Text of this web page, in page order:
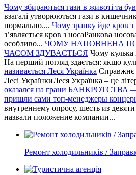
Чому збираються гази в животі та
взагалі утворюються гази в
нормально.... Чому зранку йде кров з
з’являється кров з носаРанкова
особливо... ЧОМУ НАПОВНЕНА
ЧАСОМ ЗДУВАЄТЬСЯ Чому кулька
На перший погляд здається: якщо
називається Леся Українка Справжнє
Лесі УкраїнкиЛеся Українка – це
оказался на грани БАНКРОТСТВА
пришли сами топ-менеджеры
внутреннему опросу, шесть из
назвали положение компании...
Ремонт холодильників /